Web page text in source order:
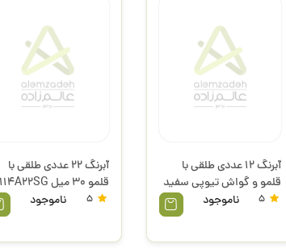
آبرنگ 12 عددی طلقی با
قلمو و گواش تیوپی سفید
44 میل 102A12TOM پریمو
ناموجود
آبرنگ 22 عددی طلقی با
قلمو 30 میل 114A22SG
پریمو
5 ناموجود